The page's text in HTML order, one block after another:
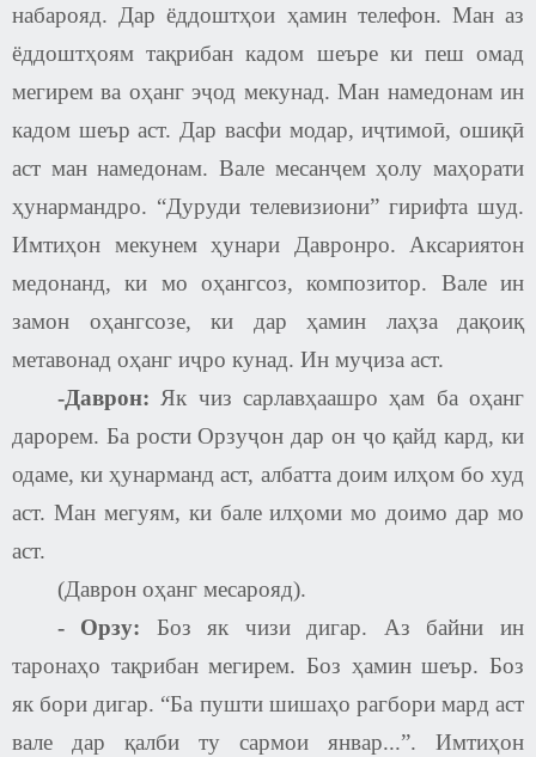
набарояд. Дар ёддоштҳои ҳамин телефон. Ман аз
ёддоштҳоям тақрибан кадом шеъре ки пеш омад
мегирем ва оҳанг эҷод мекунад. Ман намедонам ин
кадом шеър аст. Дар васфи модар, иҷтимоӣ, ошиқӣ
аст ман намедонам. Вале месанҷем ҳолу маҳорати
ҳунармандро. “Дуруди телевизиони” гирифта шуд.
Имтиҳон мекунем ҳунари Давронро. Аксариятон
медонанд, ки мо оҳангсоз, композитор. Вале ин
замон оҳангсозе, ки дар ҳамин лаҳза дақоиқ
метавонад оҳанг иҷро кунад. Ин муҷиза аст.
-Даврон: Як чиз сарлавҳаашро ҳам ба оҳанг
дарорем. Ба рости Орзуҷон дар он ҷо қайд кард, ки
одаме, ки ҳунарманд аст, албатта доим илҳом бо худ
аст. Ман мегуям, ки бале илҳоми мо доимо дар мо
аст.
(Даврон оҳанг месарояд).
-
Орзу: Боз як чизи дигар. Аз байни ин
таронаҳо тақрибан мегирем. Боз ҳамин шеър. Боз
як бори дигар. “Ба пушти шишаҳо рагбори мард аст
вале дар қалби ту сармои январ...”. Имтиҳон